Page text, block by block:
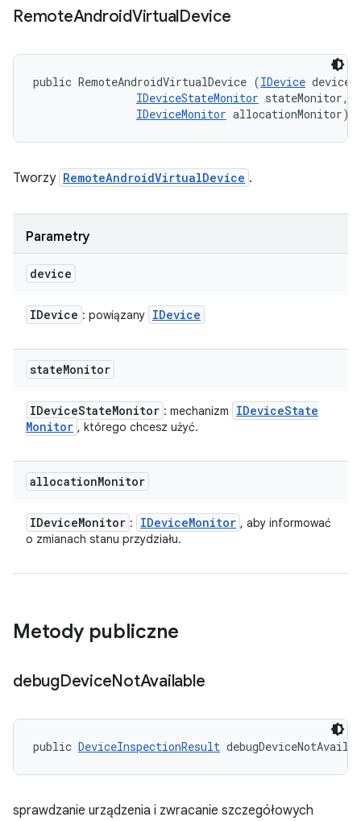
RemoteAndroidVirtualDevice
public RemoteAndroidVirtualDevice (IDevice
IDeviceStateMonitor stateMonitor,
IDeviceMonitor allocationMonitor)
Tworzy RemoteAndroidVirtualDevice .
Parametry
device
IDevice : powiązany IDevice
stateMonitor
IDeviceStateMonitor : mechanizm IDeviceState
Monitor , którego chcesz użyć.
allocationMonitor
IDeviceMonitor : IDeviceMonitor , aby informować
o zmianach stanu przydziału.
Metody publiczne
debugDeviceNotAvailable
public DeviceInspectionResult
sprawdzanie urządzenia i zwracanie szczegółowych